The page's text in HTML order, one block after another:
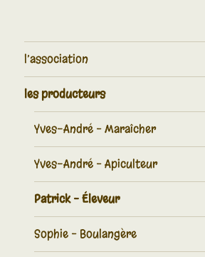
l’association
les producteurs
Yves-André – Maraîcher
Yves-André – Apiculteur
Patrick – Éleveur
Sophie – Boulangère